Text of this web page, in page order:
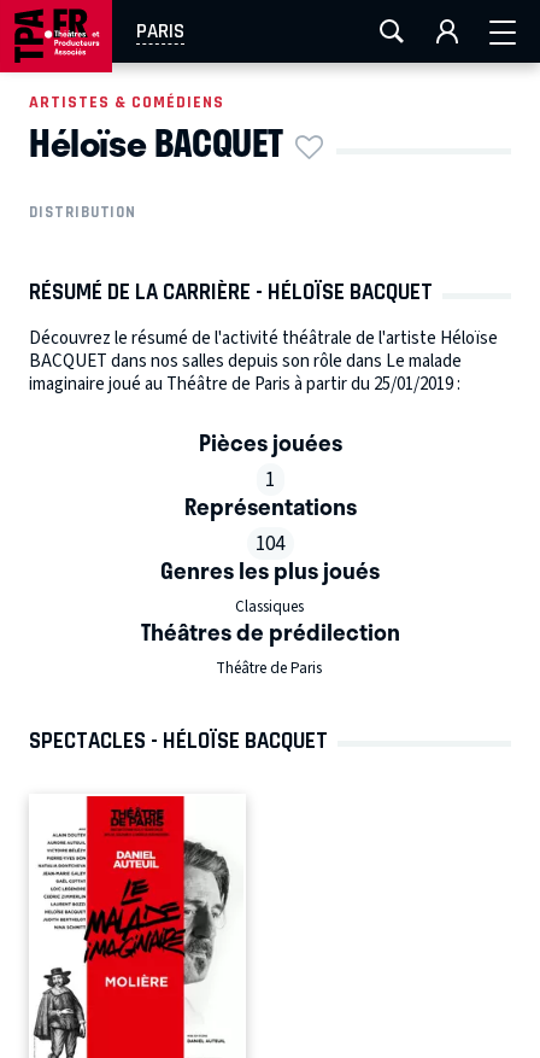
PARIS
AIX-MARSEILLE LA ROCHELLE
EN TOURNÉE
ARTISTES & COMÉDIENS
Héloïse BACQUET
DISTRIBUTION
RÉSUMÉ DE LA CARRIÈRE - HÉLOÏSE BACQUET
Découvrez le résumé de l'activité théâtrale de l'artiste Héloïse
BACQUET dans nos salles depuis son rôle dans Le malade
imaginaire joué au Théâtre de Paris à partir du 25/01/2019 :
Pièces jouées
1
Représentations
104
Genres les plus joués
Classiques
Théâtres de prédilection
Théâtre de Paris
SPECTACLES - HÉLOÏSE BACQUET